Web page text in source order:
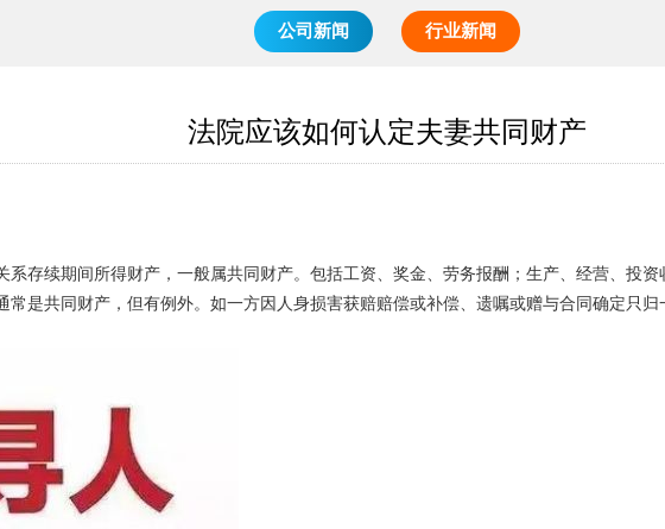
公司新闻 行业新闻
法院应该如何认定夫妻共同财产
存续期间所得财产，一般属共同财产。包括工资、奖金、劳务报酬；生产、经营、投资
是共同财产，但有例外。如一方因人身损害获赔赔偿或补偿、遗嘱或赠与合同确定只归